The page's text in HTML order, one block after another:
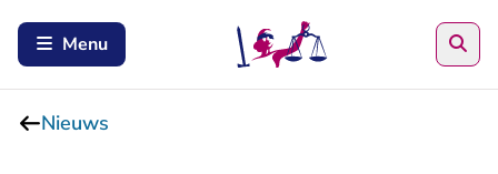
Menu
Nieuws